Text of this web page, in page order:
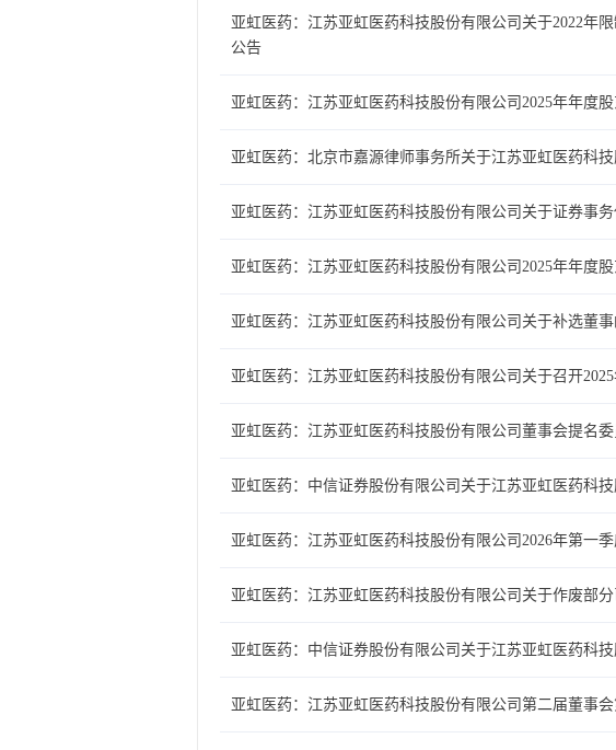
亚虹医药：江苏亚虹医药科技股份有限公司关于2022年
公告
亚虹医药：江苏亚虹医药科技股份有限公司2025年年度
亚虹医药：北京市嘉源律师事务所关于江苏亚虹医药科
亚虹医药：江苏亚虹医药科技股份有限公司关于证券事
亚虹医药：江苏亚虹医药科技股份有限公司2025年年度
亚虹医药：江苏亚虹医药科技股份有限公司关于补选董
亚虹医药：江苏亚虹医药科技股份有限公司关于召开
亚虹医药：江苏亚虹医药科技股份有限公司董事会提名
亚虹医药：中信证券股份有限公司关于江苏亚虹医药科
亚虹医药：江苏亚虹医药科技股份有限公司2026年第一
亚虹医药：江苏亚虹医药科技股份有限公司关于作废部
亚虹医药：中信证券股份有限公司关于江苏亚虹医药科
亚虹医药：江苏亚虹医药科技股份有限公司第二届董事